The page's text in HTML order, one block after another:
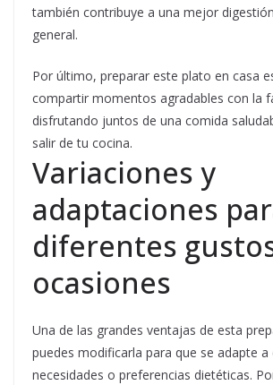
también contribuye a una mejor
general.
Por último, preparar este plato en casa
compartir momentos agradables con la
disfrutando juntos de una comida
salir de tu cocina.
Variaciones y
adaptaciones
diferentes
ocasiones
Una de las grandes ventajas de esta
puedes modificarla para que se adapte a
necesidades o preferencias dietéticas.